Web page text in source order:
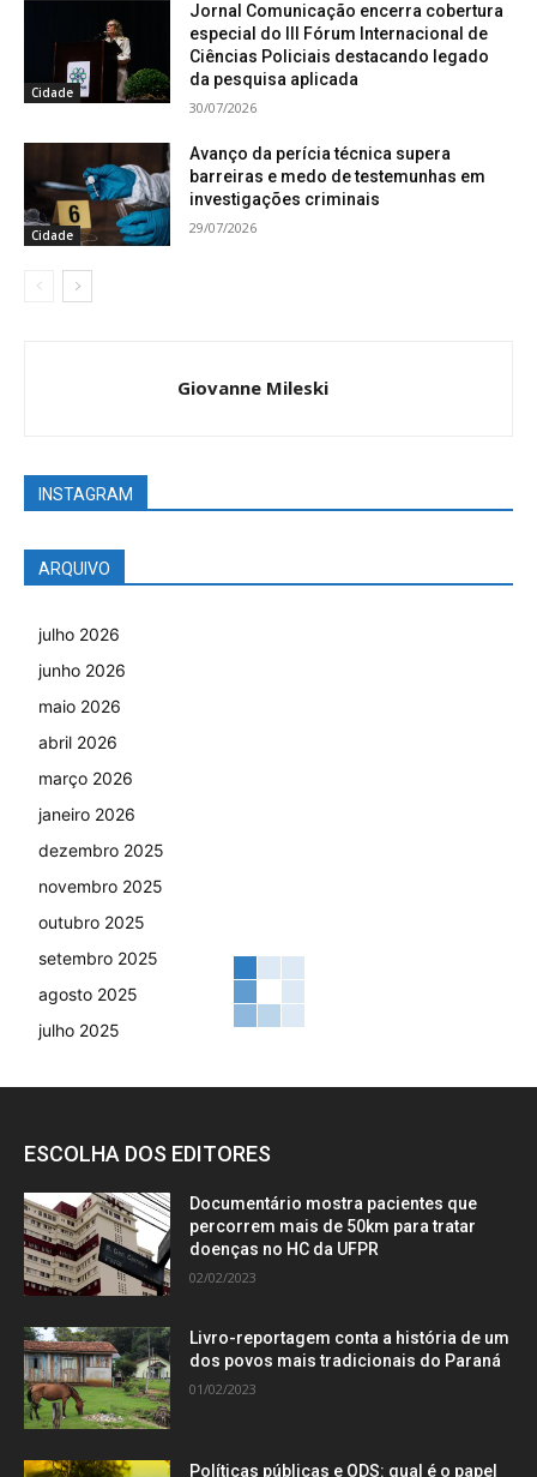
Cidade
Jornal Comunicação encerra cobertura
especial do III Fórum Internacional de
Ciências Policiais destacando legado
da pesquisa aplicada
30/07/2026
Cidade
Avanço da perícia técnica supera
barreiras e medo de testemunhas em
investigações criminais
29/07/2026
Giovanne Mileski
INSTAGRAM
ARQUIVO
julho 2026
junho 2026
maio 2026
abril 2026
março 2026
janeiro 2026
dezembro 2025
novembro 2025
outubro 2025
setembro 2025
agosto 2025
julho 2025
ESCOLHA DOS EDITORES
Documentário mostra pacientes que
percorrem mais de 50km para tratar
doenças no HC da UFPR
02/02/2023
Livro-reportagem conta a história de um
dos povos mais tradicionais do Paraná
01/02/2023
Políticas públicas e ODS: qual é o papel